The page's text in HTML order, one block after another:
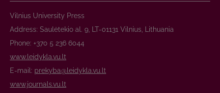
Vilnius University Press
Address: Saulėtekio al. 9, LT-01131 Vilnius, Lithuania
Phone: +370 5 236 6044
www.leidykla.vu.lt
E-mail: prekyba@leidykla.vu.lt
www.journals.vu.lt